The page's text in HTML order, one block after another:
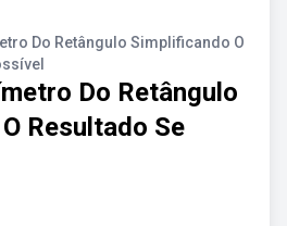
Do Retângulo Simplificando O
Do Retângulo
Resultado Se